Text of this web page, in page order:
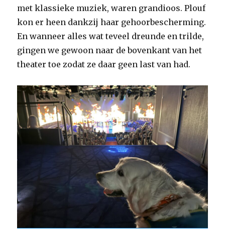
met klassieke muziek, waren grandioos. Plouf
kon er heen dankzij haar gehoorbescherming.
En wanneer alles wat teveel dreunde en trilde,
gingen we gewoon naar de bovenkant van het
theater toe zodat ze daar geen last van had.